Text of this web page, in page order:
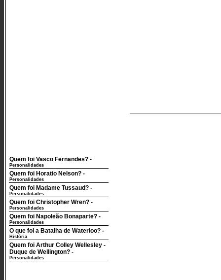
Quem foi Vasco Fernandes? -
Personalidades
Quem foi Horatio Nelson? -
Personalidades
Quem foi Madame Tussaud? -
Personalidades
Quem foi Christopher Wren? -
Personalidades
Quem foi Napoleão Bonaparte? -
Personalidades
O que foi a Batalha de Waterloo? -
História
Quem foi Arthur Colley Wellesley -
Duque de Wellington? -
Personalidades